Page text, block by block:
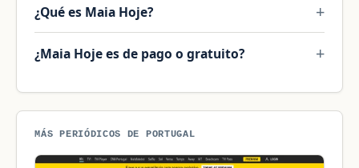
¿Qué es Maia Hoje?
¿Maia Hoje es de pago o gratuito?
MÁS PERIÓDICOS DE PORTUGAL